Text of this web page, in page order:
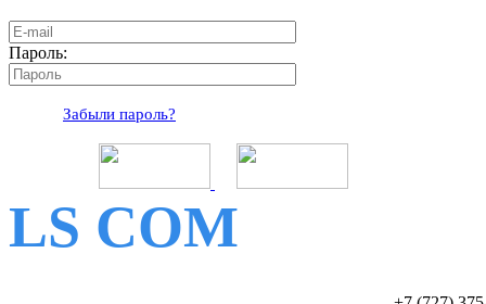
Пароль:
Забыли пароль?
LS COM